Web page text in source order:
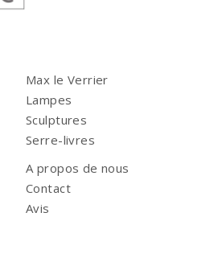
Max le Verrier
Lampes
Sculptures
Serre-livres
A propos de nous
Contact
Avis